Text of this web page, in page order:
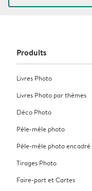
Produits
Livres Photo
Livres Photo par thèmes
Déco Photo
Pêle-mêle photo
Pêle-mêle photo encadré
Tirages Photo
Faire-part et Cartes